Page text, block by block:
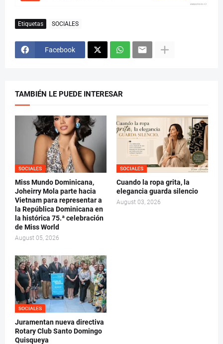
Etiquetas SOCIALES
Facebook
TAMBIÉN LE PUEDE INTERESAR
SOCIALES
Miss Mundo Dominicana,
Joheirry Mola parte hacia
Vietnam para representar a
la República Dominicana en
la histórica 75.ª celebración
de Miss World
August 05, 2026
SOCIALES
Cuando la ropa grita, la
elegancia guarda silencio
August 03, 2026
SOCIALES
Juramentan nueva directiva
Rotary Club Santo Domingo
Quisqueya